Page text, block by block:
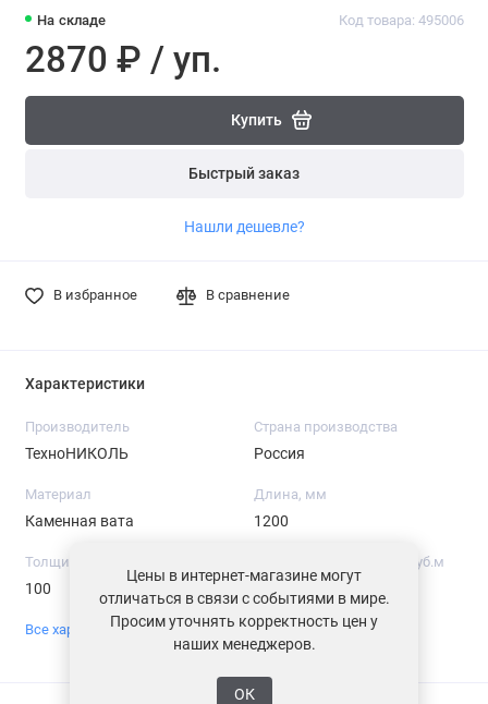
На складе Код товара: 495006
2870 ₽ / уп.
Купить
Быстрый заказ
Нашли дешевле?
В избранное В сравнение
Характеристики
Производитель
ТехноНИКОЛЬ
Страна производства
Россия
Материал
Каменная вата
Длина, мм
1200
Толщина, мм
100
Средняя плотность, кг/куб.м
105
Все характеристики
Цены в интернет-магазине могут
отличаться в связи с событиями в мире.
Просим уточнять корректность цен у
наших менеджеров.
ОК